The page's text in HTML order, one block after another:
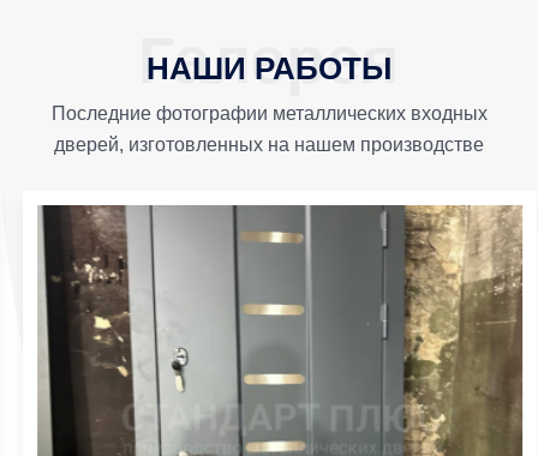
НАШИ РАБОТЫ
Последние фотографии металлических входных
дверей, изготовленных на нашем производстве